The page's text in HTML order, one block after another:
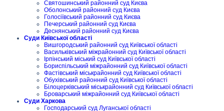
Святошинський районний суд Києва
Оболонський районний суд Києва
Голосіївський районний суд Києва
Печерський районний суд Києва
Деснянський районний суд Києва
Суди Київської області
Вишгородський районний суд Київської області
Васильківський міжрайонний суд Київської області
Ірпінський міський суд Київської області
Бориспільський міжрайонний суд Київської області
Фастівський міськрайонний суд Київської області
Обухівський районний суд Київської області
Білоцерківський міськрайонний суд Київської області
Броварський міжрайонний суд Київської області
Суди Харкова
Господарський суд Луганської області